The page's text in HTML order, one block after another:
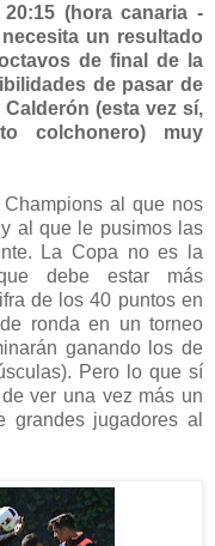
(hora canaria -
un resultado
de final de la
de pasar de
(esta vez sí,
colchonero) muy
al que nos
al que le pusimos las
La Copa no es la
debe estar más
de los 40 puntos en
ronda en un torneo
ganando los de
Pero lo que sí
ver una vez más un
grandes jugadores al